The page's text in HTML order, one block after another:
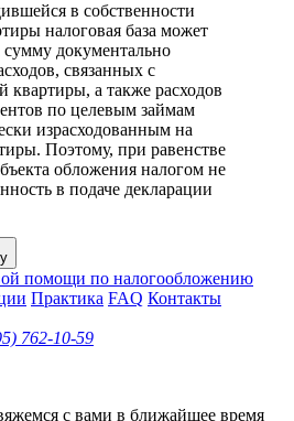
в собственности
налоговая база может
документально
связанных с
квартиры, а также расходов
по целевым займам
израсходованным на
Поэтому, при равенстве
обложения налогом не
в подаче декларации
помощи по налогообложению
Практика FAQ Контакты
762-10-59
с вами в ближайшее время